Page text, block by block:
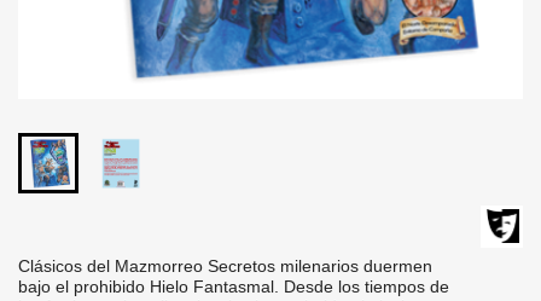
Clásicos del Mazmorreo Secretos milenarios duermen
bajo el prohibido Hielo Fantasmal. Desde los tiempos de